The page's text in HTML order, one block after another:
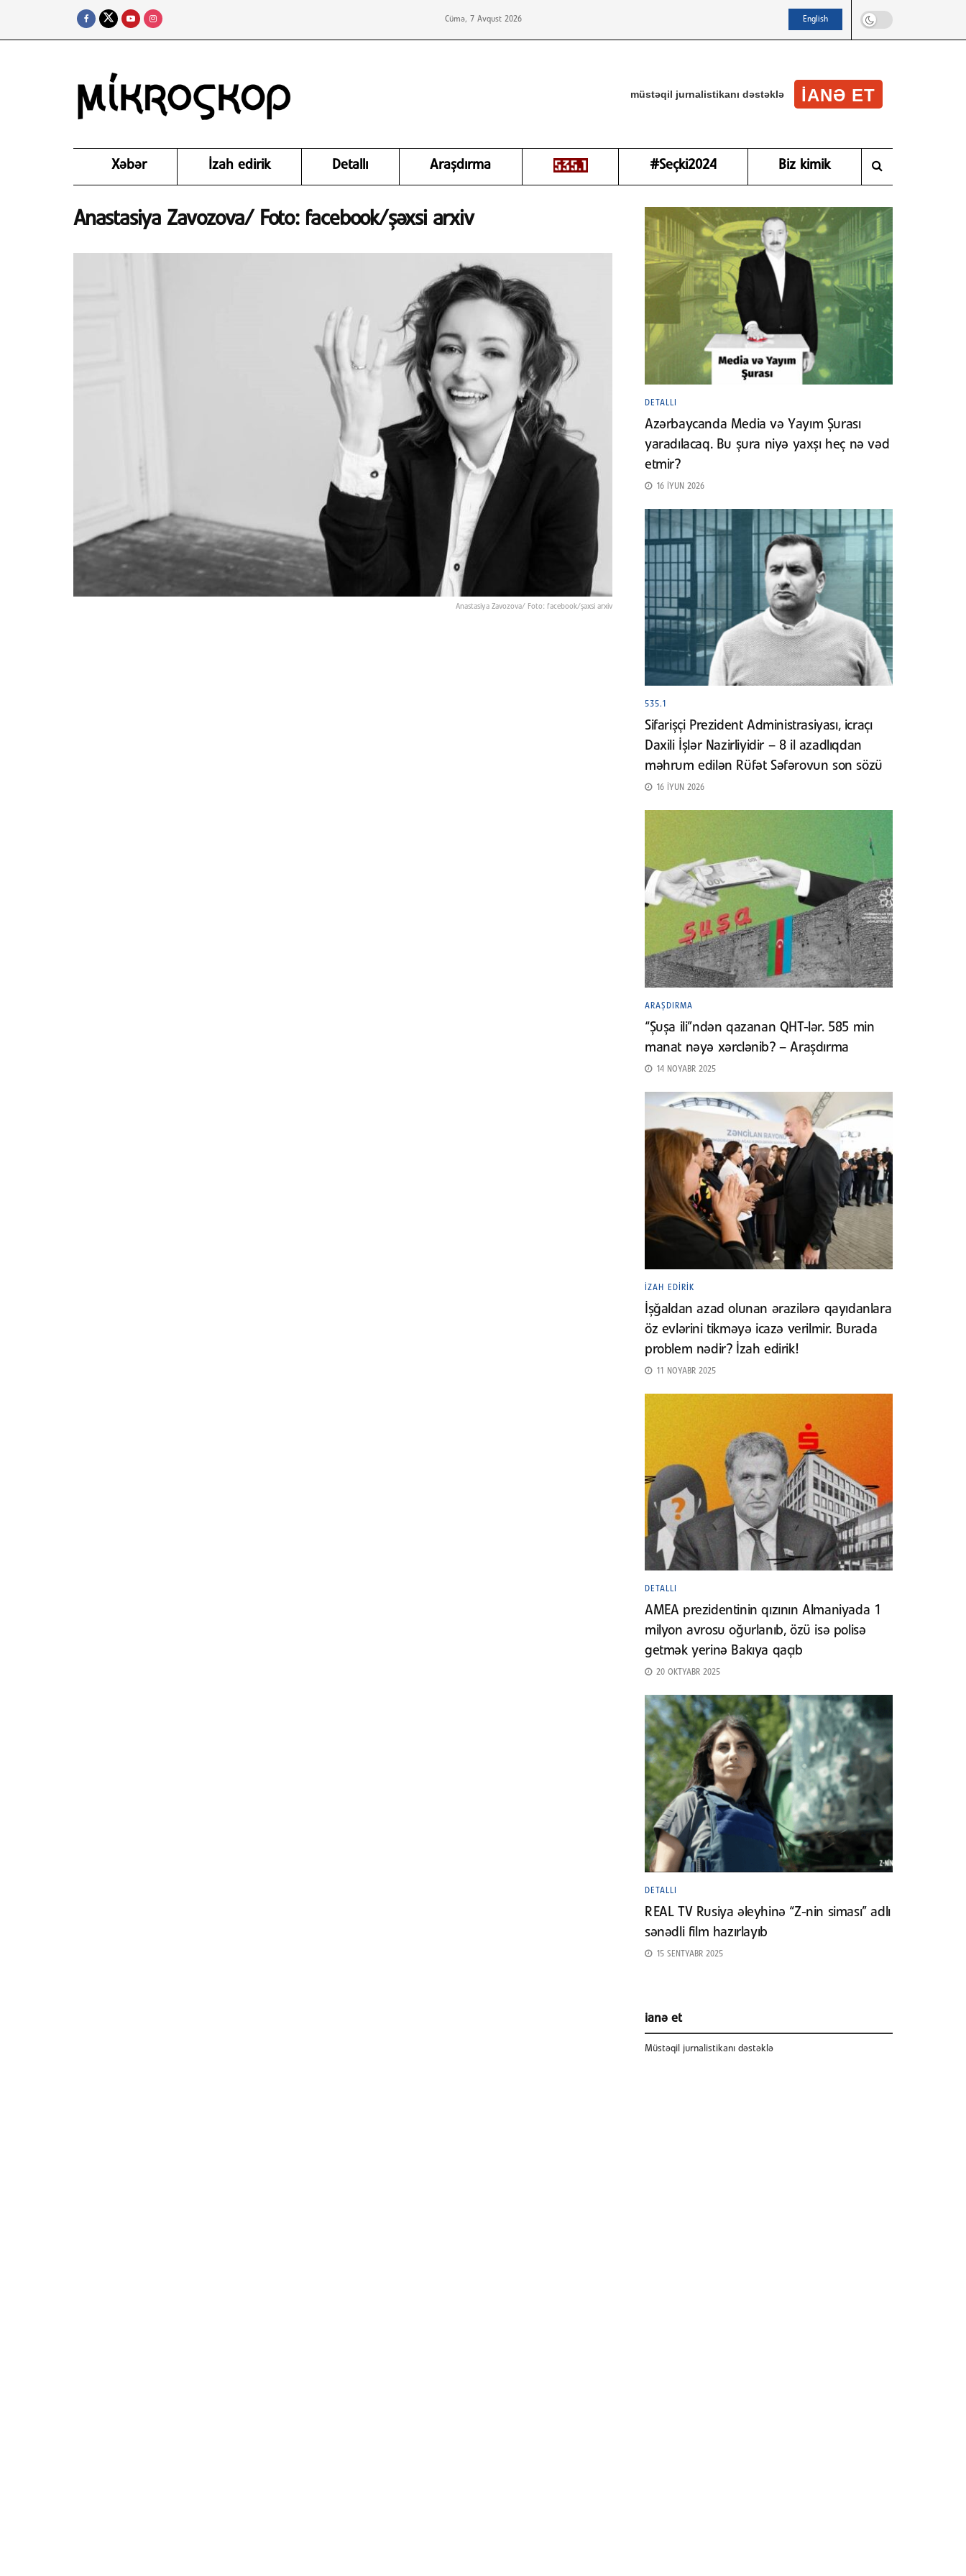
Cümə, 7 Avqust 2026 English
müstəqil jurnalistikanı dəstəklə IANƏ ET
Xəbər İzah edirik Detallı Araşdırma #Seçki2024 Biz kimik
Anastasiya Zavozova/ Foto: facebook/şəxsi arxiv
Anastasiya Zavozova/ Foto: facebook/şəxsi arxiv
DETALLI
Azərbaycanda Media və Yayım Şurası
yaradılacaq. Bu şura niyə yaxşı heç nə vəd
etmir?
16 İYUN 2026
535.1
Sifarişçi Prezident Administrasiyası, icraçı
Daxili İşlər Nazirliyidir – 8 il azadlıqdan
məhrum edilən Rüfət Səfərovun son sözü
16 İYUN 2026
ARAŞDIRMA
“Şuşa ili”ndən qazanan QHT-lər. 585 min
manat nəyə xərclənib? – Araşdırma
14 NOYABR 2025
İZAH EDIRIK
İşğaldan azad olunan ərazilərə qayıdanlara
öz evlərini tikməyə icazə verilmir. Burada
problem nədir? İzah edirik!
11 NOYABR 2025
DETALLI
AMEA prezidentinin qızının Almaniyada 1
milyon avrosu oğurlanıb, özü isə polisə
getmək yerinə Bakıya qaçıb
20 OKTYABR 2025
DETALLI
REAL TV Rusiya əleyhinə “Z-nin siması” adlı
sənədli film hazırlayıb
15 SENTYABR 2025
ianə et
Müstəqil jurnalistikanı dəstəklə